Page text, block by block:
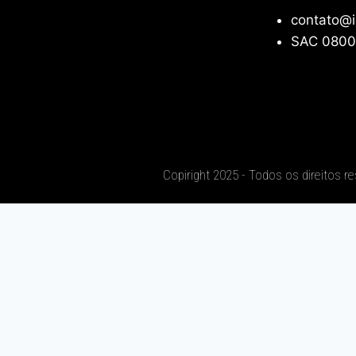
SAC
Copiright 2025 - Todos os direitos